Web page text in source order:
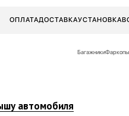
ОПЛАТАДОСТАВКАУСТАНОВКА
БагажникиФаркопы
автомобиля